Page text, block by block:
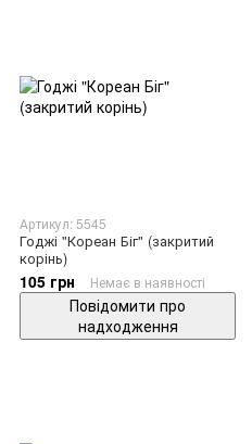
Артикул: 5545
Годжі "Кореан Біг" (закритий
корінь)
105 грн Немає в наявності
Повідомити про
надходження